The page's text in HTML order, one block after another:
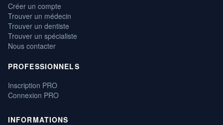
Créer un compte
Trouver un médecin
Trouver un dentiste
Trouver un spécialiste
Nous contacter
PROFESSIONNELS
Inscription PRO
Connexion PRO
INFORMATIONS